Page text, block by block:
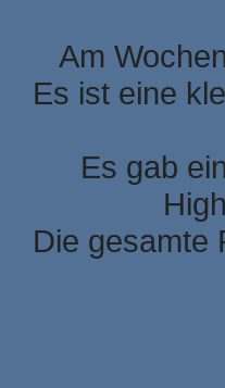
Am
Es ist eine
Es gab
Die gesamte